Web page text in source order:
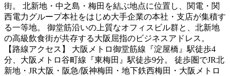
街。 北新地・中之島・梅田を結ぶ地点に位置し、関電・関
西電力グループ本社をはじめ大手企業の本社・支店が集積す
る一等地。 御堂筋沿いの上質なオフィスビル群と、北新地
の高級飲食街が共存する大阪屈指のビジネスアドレス。
【路線アクセス】 大阪メトロ御堂筋線『淀屋橋』駅徒歩4
分、大阪メトロ谷町線『東梅田』駅徒歩9分。 徒歩圏でJR北
新地・JR大阪・阪急/阪神梅田・地下鉄西梅田・大阪メトロ